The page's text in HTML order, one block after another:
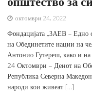
октомври 24, 2022
Фондацијата „ЗАЕВ – Едно
на Обединетите нации на
Антонио Гутереш, како и
24 Октомври – Денот на
Република Северна
народи кои живеат […]